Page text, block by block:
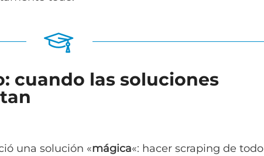
cuando las soluciones
una solución «mágica«: hacer scraping de todo